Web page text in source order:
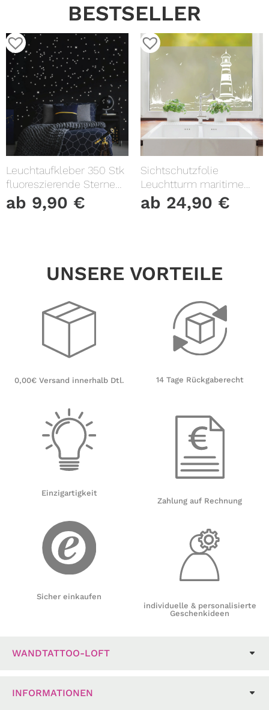
BESTSELLER
Leuchtaufkleber 350 Stk
fluoreszierende Sterne
und Punkte leuchten im
Dunklen Kinderzimmer
ab 9,90 €
Sichtschutzfolie
Leuchtturm maritime
Fensterfolie Fensterdeko
Milchglasfolie
ab 24,90 €
UNSERE VORTEILE
0,00€ Versand innerhalb Dtl.
Einzigartigkeit
Sicher einkaufen
14 Tage Rückgaberecht
Zahlung auf Rechnung
individuelle & personalisierte
Geschenkideen
WANDTATTOO-LOFT
INFORMATIONEN